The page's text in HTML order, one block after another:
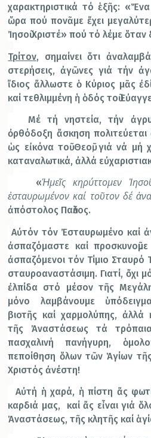
χαρακτηριστικά τό ἑξῆς:
ὥρα πού πονᾶμε ἔχει
Ἰησοῦ Χριστέ» πού τό λέμε ὅταν
Τρίτον, σημαίνει ὅτι
στερήσεις, ἀγῶνες γιά τήν
ἴδιος ἄλλωστε ὁ Κύριος μᾶς
καί τεθλιμμένη ἡ ὁδός τοῦ
Μέ τή νηστεία, τήν
ὀρθόδοξη ἄσκηση πολιτεύεται
ὡς εἰκόνα τοῦ Θεοῦ, γιά νά μή
καταναλωτικά, ἀλλά
«Ἡμεῖς κηρύττομεν
ἐσταυρωμένον καί τοῦτον δέ
ἀπόστολος Παῦλος.
Αὐτόν τόν Ἐσταυρωμένο καί
ἀσπαζόμαστε καί
ἀσπαζόμενοι τόν Τίμιο Σταυρό
σταυροαναστάσιμη. Γιατί, ὄχι
ἐλπίδα στό μέσον τῆς
μόνο λαμβάνουμε
βιοτῆς καί χαρμολύπης, ἀλλά
τῆς Ἀναστάσεως τά
πασχαλινή πανήγυρη,
πεποίθηση ὅλων τῶν Ἁγίων
Χριστός ἀνέστη!
Αὐτή ἡ χαρά, ἡ πίστη ἄς
καρδιά μας, καί ἄς εἶναι γιά
Ἀναστάσεως, τῆς κλητῆς καί